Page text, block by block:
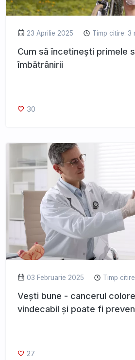
23 Aprilie 2025 Timp citire: 3
Cum să încetinești primele
îmbătrânirii
30
03 Februarie 2025 Timp
Vești bune - cancerul
vindecabil și poate fi
27